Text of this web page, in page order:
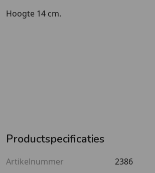
Hoogte 14 cm.
Productspecificaties
Artikelnummer
2386